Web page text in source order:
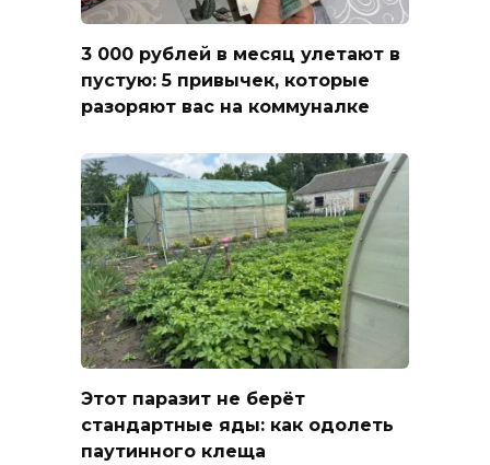
3 000 рублей в месяц улетают в
пустую: 5 привычек, которые
разоряют вас на коммуналке
Этот паразит не берёт
стандартные яды: как одолеть
паутинного клеща